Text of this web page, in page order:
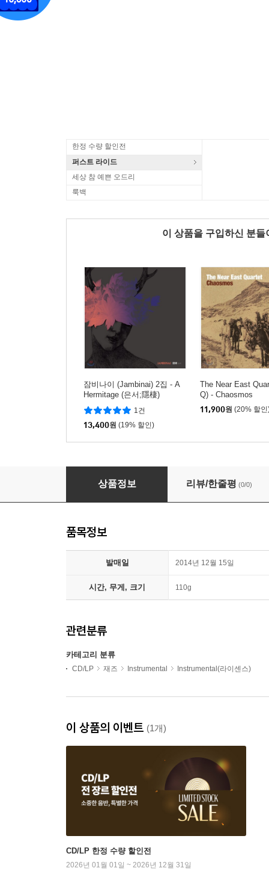
한정 수량 할인전
퍼스트 라이드
세상 참 예쁜 오드리
룩백
이 상품을 구입하신 분
잠비나이 (Jambinai) 2집 - A
Hermitage (은서;隱棲)
1건
13,400원 (19% 할인)
The Near East
Q) - Chaosmos
11,900원 (20% 할인
손성제, 송준영, 김은영 - A Farewell To An
상품정보 리뷰/한줄평 (0/0)
품목정보
발매일 2014년 12월 15일
시간, 무게, 크기 110g
관련분류
카테고리 분류
CD/LP 재즈 Instrumental Instrumental(라이센스)
이 상품의 이벤트 (1개)
CD/LP 한정 수량 할인전
2026년 01월 01일 ~ 2026년 12월 31일